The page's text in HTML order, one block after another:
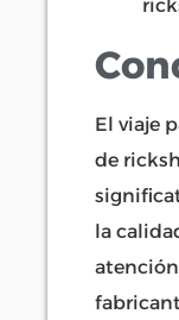
El viaje
de
la